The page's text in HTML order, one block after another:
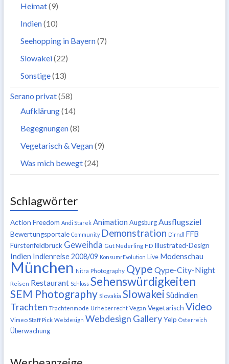
Heimat(9)
Indien(10)
Seehopping in Bayern(7)
Slowakei(22)
Sonstige(13)
Serano privat(58)
Aufklärung(14)
Begegnungen(8)
Vegetarisch & Vegan(9)
Was mich bewegt(24)
Schlagwörter
Action Freedom Andi Starek Animation Augsburg Ausflugsziel
Bewertungsportale Community Demonstration Dirndl FFB
Fürstenfeldbruck Geweihda Gut Nederling HD Illustrated-Design
Indien Indienreise 2008/09 KonsumrEvolution Live Modenschau
München Nitra Photography Qype Qype-City-Night
Reisen Restaurant Schloss Sehenswürdigkeiten
SEM Photography Slovakia Slowakei Südindien
Trachten Trachtenmode Urheberrecht Vegan Vegetarisch Video
Vimeo Staff Pick Webdesign Webdesign Gallery Yelp Österreich
Überwachung